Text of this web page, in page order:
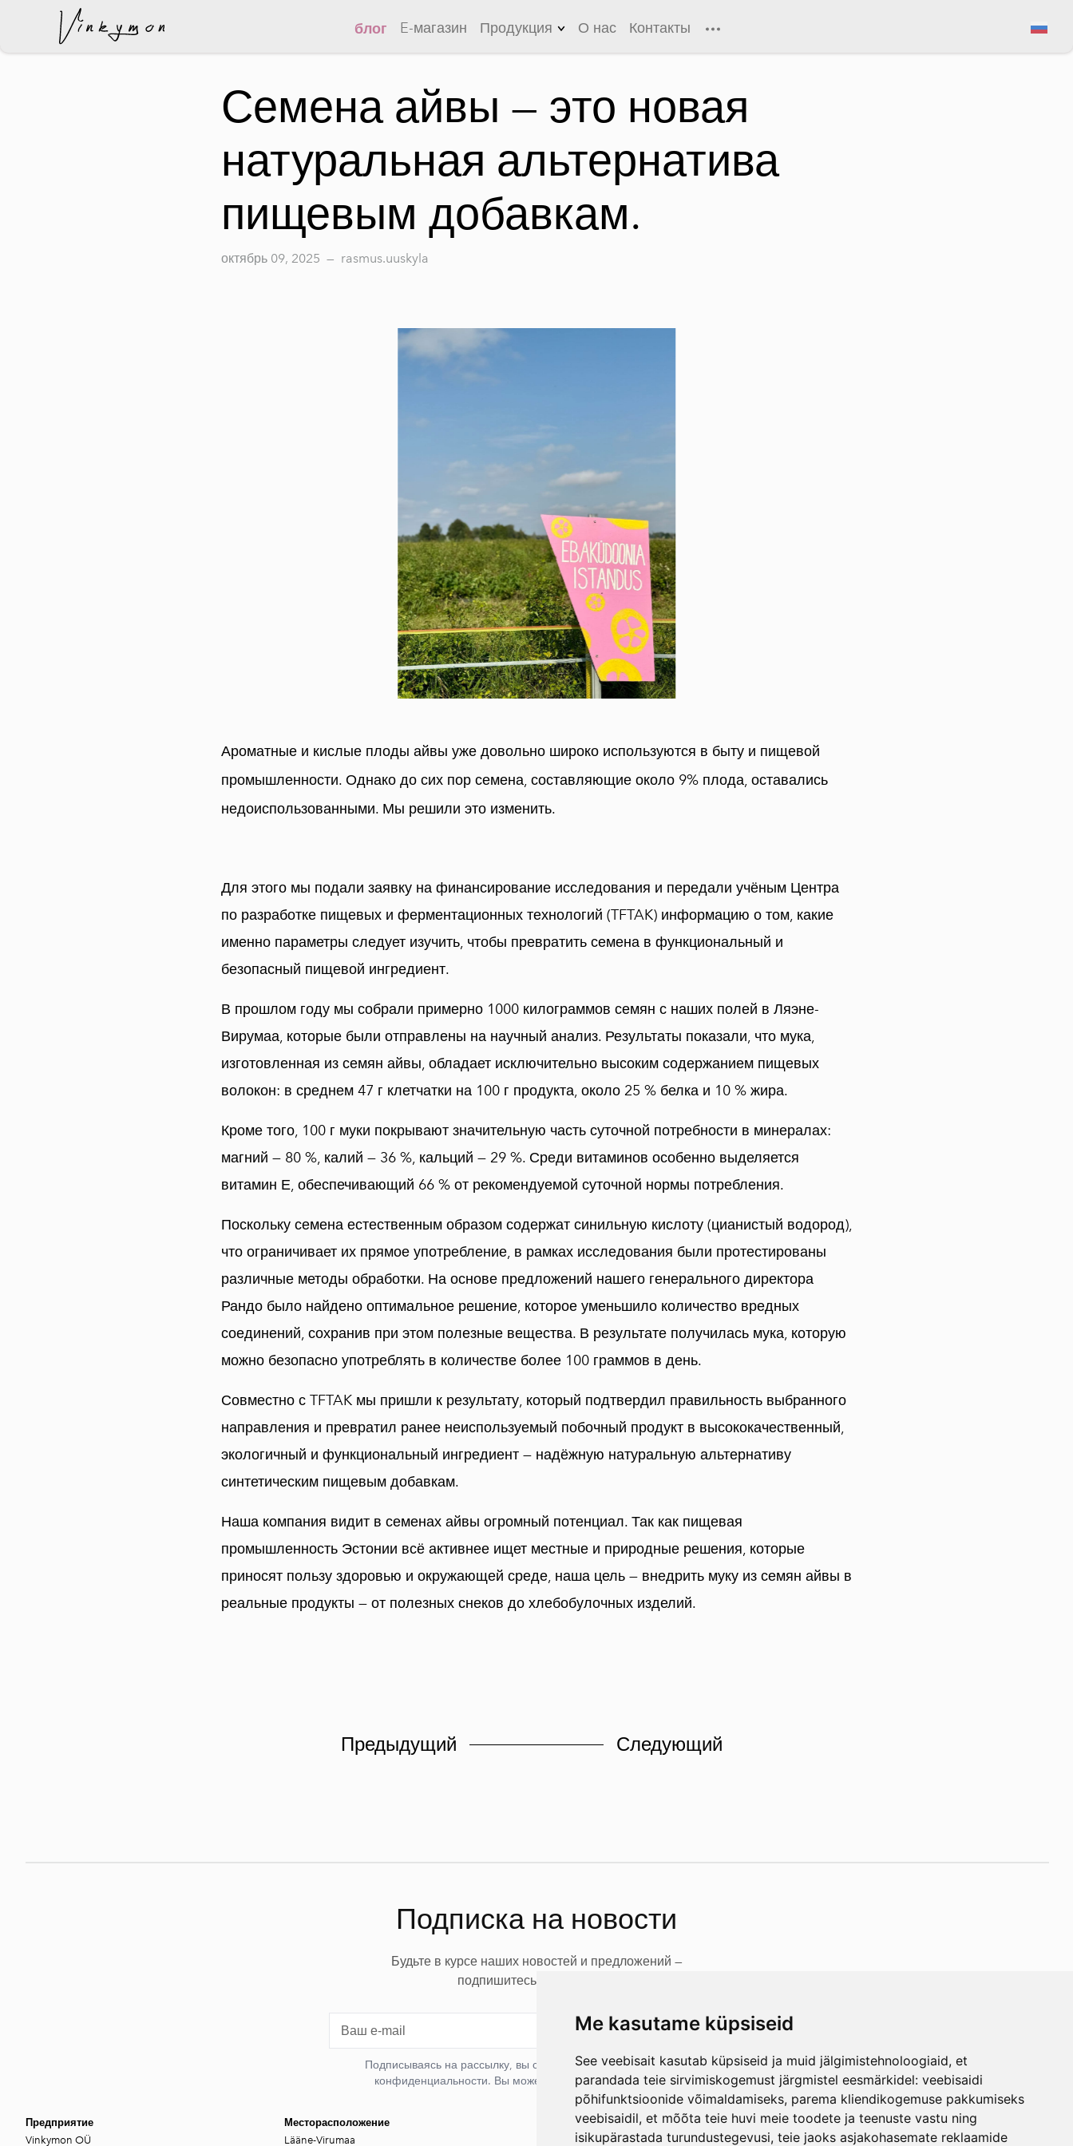
Me kasutame küpsiseid
See veebisait kasutab küpsiseid ja muid jälgimistehnoloogiaid, et
parandada teie sirvimiskogemust järgmistel eesmärkidel: veebisaidi
põhifunktsioonide võimaldamiseks, parema kliendikogemuse pakkumiseks
veebisaidil, et mõõta teie huvi meie toodete ja teenuste vastu ning
isikupärastada turundustegevusi, teie jaoks asjakohasemate reklaamide
блог E-магазин Продукция
Чеснок
Лонг-дринки
Холодные чаи
Соусы
О нас Контакты
был добавлен в корзину.
Семена айвы — это новая
натуральная альтернатива
пищевым добавкам.
октябрь 09, 2025 — rasmus.uuskyla
Ароматные и кислые плоды айвы уже довольно широко используются в быту и пищевой
промышленности. Однако до сих пор семена, составляющие около 9% плода, оставались
недоиспользованными. Мы решили это изменить.
Для этого мы подали заявку на финансирование исследования и передали учёным Центра
по разработке пищевых и ферментационных технологий (TFTAK) информацию о том, какие
именно параметры следует изучить, чтобы превратить семена в функциональный и
безопасный пищевой ингредиент.
В прошлом году мы собрали примерно 1000 килограммов семян с наших полей в Ляэне-
Вирумаа, которые были отправлены на научный анализ. Результаты показали, что мука,
изготовленная из семян айвы, обладает исключительно высоким содержанием пищевых
волокон: в среднем 47 г клетчатки на 100 г продукта, около 25 % белка и 10 % жира.
Кроме того, 100 г муки покрывают значительную часть суточной потребности в минералах:
магний — 80 %, калий — 36 %, кальций — 29 %. Среди витаминов особенно выделяется
витамин Е, обеспечивающий 66 % от рекомендуемой суточной нормы потребления.
Поскольку семена естественным образом содержат синильную кислоту (цианистый водород),
что ограничивает их прямое употребление, в рамках исследования были протестированы
различные методы обработки. На основе предложений нашего генерального директора
Рандо было найдено оптимальное решение, которое уменьшило количество вредных
соединений, сохранив при этом полезные вещества. В результате получилась мука, которую
можно безопасно употреблять в количестве более 100 граммов в день.
Совместно с TFTAK мы пришли к результату, который подтвердил правильность выбранного
направления и превратил ранее неиспользуемый побочный продукт в высококачественный,
экологичный и функциональный ингредиент — надёжную натуральную альтернативу
синтетическим пищевым добавкам.
Наша компания видит в семенах айвы огромный потенциал. Так как пищевая
промышленность Эстонии всё активнее ищет местные и природные решения, которые
приносят пользу здоровью и окружающей среде, наша цель — внедрить муку из семян айвы в
реальные продукты — от полезных снеков до хлебобулочных изделий.
Предыдущий Следующий
Подписка на новости
Будьте в курсе наших новостей и предложений —
подпишитесь на рассылку.
Подписаться
Подписываясь на рассылку, вы соглашаетесь с нашей политикой
конфиденциальности. Вы можете отписаться в любое время.
Предприятие
Vinkymon OÜ
Месторасположение
Lääne-Virumaa
Контактные данные
Rando Vink
Maila Vink